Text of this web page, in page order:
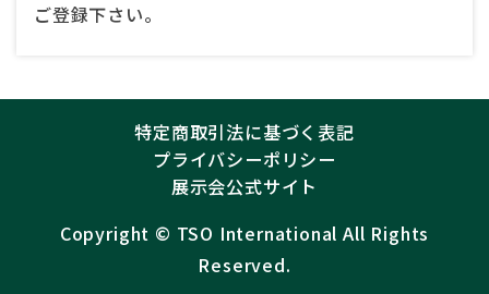
ご登録下さい。
特定商取引法に基づく表記
プライバシーポリシー
展示会公式サイト
Copyright ©︎ TSO International All Rights
Reserved.